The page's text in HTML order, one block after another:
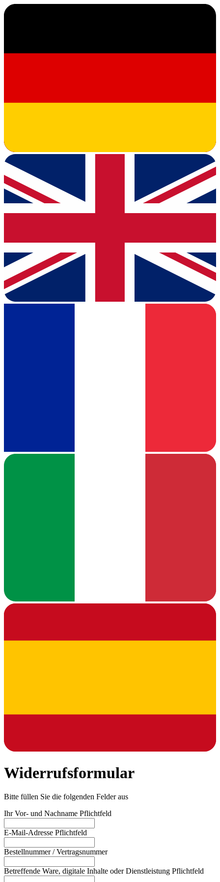
Widerrufsformular
Bitte füllen Sie die folgenden Felder aus
Ihr Vor- und Nachname Pflichtfeld
E-Mail-Adresse Pflichtfeld
Bestellnummer / Vertragsnummer
Betreffende Ware, digitale Inhalte oder Dienstleistung Pflichtfeld